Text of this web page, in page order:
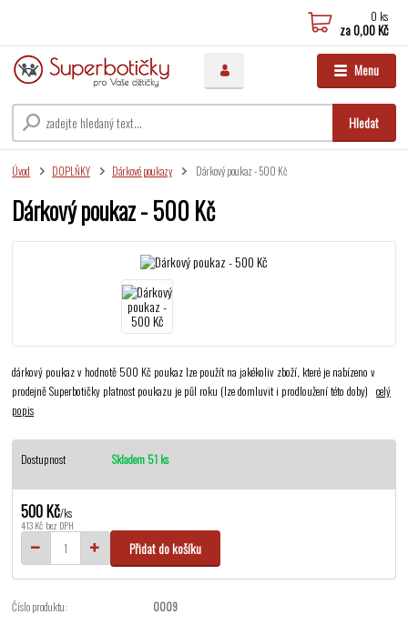
Menu
Hledat
0 ks
za0,00 Kč
Úvod DOPLŇKY Dárkové poukazy Dárkový poukaz - 500 Kč
Dárkový poukaz - 500 Kč
dárkový poukaz v hodnotě 500 Kč poukaz lze použít na jakékoliv zboží, které je nabízeno v
prodejně Superbotičky platnost poukazu je půl roku (lze domluvit i prodloužení této doby)celý
popis
Dostupnost Skladem 51 ks
500 Kč/ks
413 Kč bez DPH
Přidat do košíku
Číslo produktu: 0009